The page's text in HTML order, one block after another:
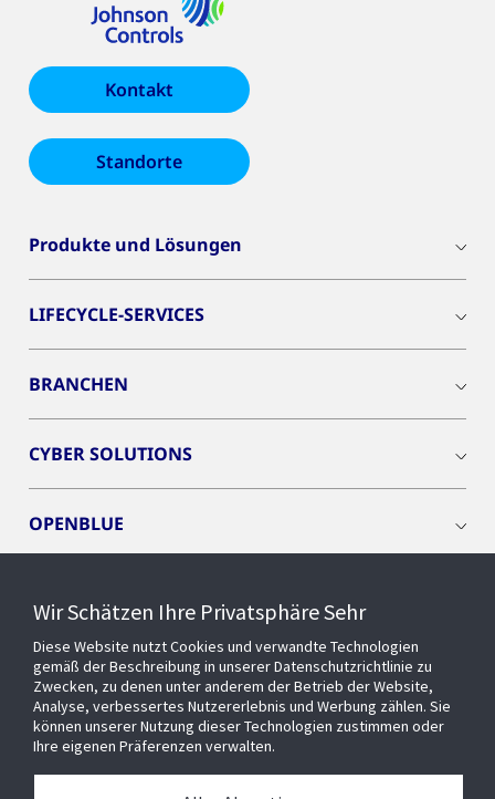
Kontakt
Standorte
Produkte und Lösungen
LIFECYCLE-SERVICES
BRANCHEN
CYBER SOLUTIONS
OPENBLUE
EVENTS
Über uns
Wir Schätzen Ihre Privatsphäre Sehr
Diese Website nutzt Cookies und verwandte Technologien
gemäß der Beschreibung in unserer Datenschutzrichtlinie zu
Zwecken, zu denen unter anderem der Betrieb der Website,
Analyse, verbessertes Nutzererlebnis und Werbung zählen. Sie
können unserer Nutzung dieser Technologien zustimmen oder
Ihre eigenen Präferenzen verwalten.